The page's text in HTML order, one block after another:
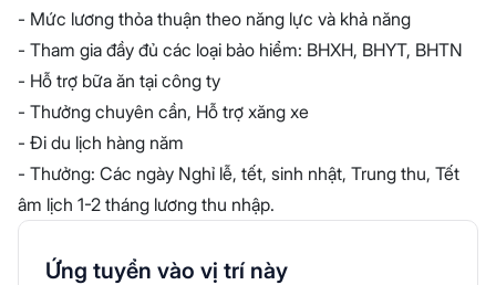
- Mức lương thỏa thuận theo năng lực và khả năng
- Tham gia đầy đủ các loại bảo hiểm: BHXH, BHYT, BHTN
- Hỗ trợ bữa ăn tại công ty
- Thưởng chuyên cần, Hỗ trợ xăng xe
- Đi du lịch hàng năm
- Thưởng: Các ngày Nghỉ lễ, tết, sinh nhật, Trung thu, Tết
âm lịch 1-2 tháng lương thu nhập.
Ứng tuyển vào vị trí này